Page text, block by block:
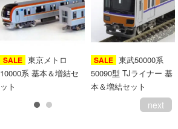
SALE 東京メトロ
10000系 基本＆増結セ
ット
SALE 東武50000系
50090型 TJライナー 基
本＆増結セット
next